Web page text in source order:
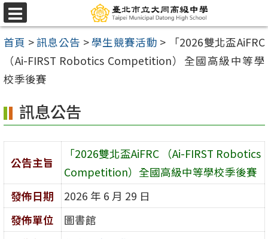
跳
至
主
內
區
選
單
首頁 >訊息公告 >學生競賽活動 >
「2026雙北盃AiFRC
（Ai-FIRST Robotics Competition）全國高級中等學
校季後賽
訊息公告
公告主旨
「2026雙北盃AiFRC （Ai-FIRST Robotics
Competition）全國高級中等學校季後賽
發佈日期
2026 年 6 月 29 日
發佈單位
圖書館